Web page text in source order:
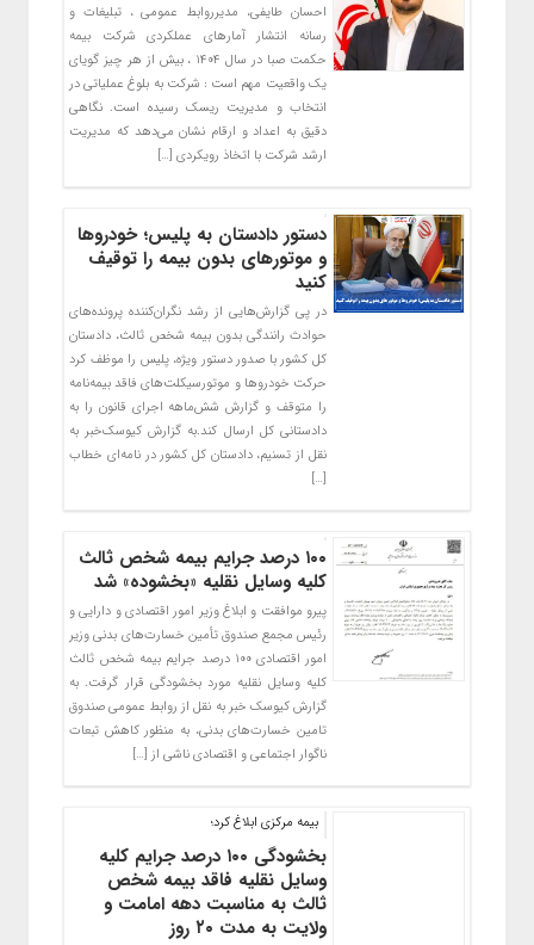
احسان طایفی، مدیرروابط عمومی ، تبلیغات و
رسانه انتشار آمارهای عملکردی شرکت بیمه
حکمت صبا در سال ۱۴۰۴ ، بیش از هر چیز گویای
یک واقعیت مهم است : شرکت به بلوغ عملیاتی در
انتخاب و مدیریت ریسک رسیده است. نگاهی
دقیق به اعداد و ارقام نشان می‌دهد که مدیریت
ارشد شرکت با اتخاذ رویکردی […]
دستور دادستان به پلیس؛ خودروها
و موتورهای بدون بیمه را توقیف
کنید
در پی گزارش‌هایی از رشد نگران‌کننده پرونده‌های
حوادث رانندگی بدون بیمه شخص ثالث، دادستان
کل کشور با صدور دستور ویژه، پلیس را موظف کرد
حرکت خودروها و موتورسیکلت‌های فاقد بیمه‌نامه
را متوقف و گزارش شش‌ماهه اجرای قانون را به
دادستانی کل ارسال کند.به گزارش کیوسک‌خبر به
نقل از تسنیم، دادستان کل کشور در نامه‌ای خطاب
[…]
۱۰۰ درصد جرایم بیمه شخص ثالث
کلیه وسایل نقلیه «بخشوده» شد
پیرو موافقت و ابلاغ وزیر امور اقتصادی و دارایی و
رئیس مجمع صندوق تأمین خسارت‌های بدنی وزیر
امور اقتصادی ۱۰۰ درصد جرایم بیمه شخص ثالث
کلیه وسایل نقلیه مورد بخشودگی قرار گرفت. به
گزارش کیوسک خبر به نقل از روابط عمومی صندوق
تامین خسارت‌های بدنی، به منظور کاهش تبعات
ناگوار اجتماعی و اقتصادی ناشی از […]
بیمه مرکزی ابلاغ کرد؛
بخشودگی ۱۰۰ درصد جرایم کلیه
وسایل نقلیه فاقد بیمه شخص
ثالث به مناسبت دهه امامت و
ولایت به مدت ۲۰ روز